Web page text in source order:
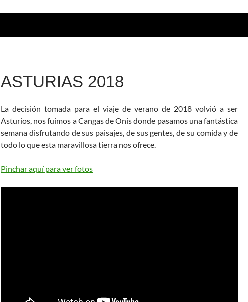
ASTURIAS 2018
La decisión tomada para el viaje de verano de 2018 volvió a ser
Asturios, nos fuimos a Cangas de Onis donde pasamos una fantástica
semana disfrutando de sus paisajes, de sus gentes, de su comida y de
todo lo que esta maravillosa tierra nos ofrece.
Pinchar aquí para ver fotos